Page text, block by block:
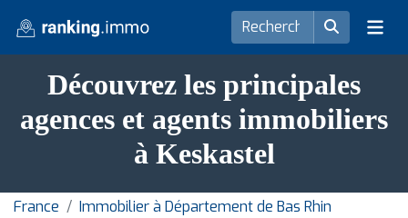
Découvrez les principales
agences et agents immobiliers
à Keskastel
France
Immobilier à Département de Bas Rhin